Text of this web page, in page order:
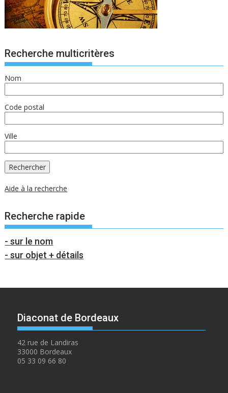
Recherche multicritères
Nom
Code postal
Ville
Aide à la recherche
Recherche rapide
- sur le nom
- sur objet + détails
Diaconat de Bordeaux
42 rue de Landiras
33000 Bordeaux
05 33 09 66 80